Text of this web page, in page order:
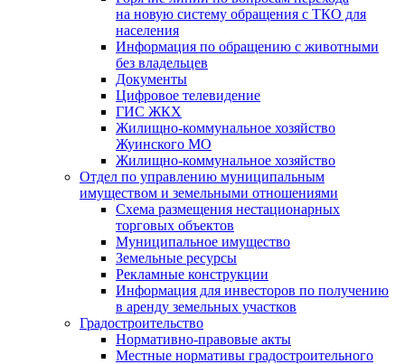
на новую систему обращения с ТКО для
населения
Информация по обращению с животными
без владельцев
Документы
Цифровое телевидение
ГИС ЖКХ
Жилищно-коммунальное хозяйство
Жуинского МО
Жилищно-коммунальное хозяйство
Отдел по управлению муниципальным
имуществом и земельными отношениями
Схема размещения нестационарных
торговых объектов
Муниципальное имущество
Земельные ресурсы
Рекламные конструкции
Информация для инвесторов по получению
в аренду земельных участков
Градостроительство
Нормативно-правовые акты
Местные нормативы градостроительного